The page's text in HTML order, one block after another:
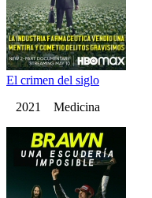
El crimen del siglo
2021 Medicina